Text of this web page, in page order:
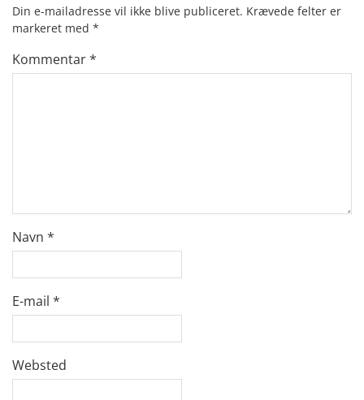
Din e-mailadresse vil ikke blive publiceret. Krævede felter er
markeret med *
Kommentar*
Navn *
E-mail *
Websted